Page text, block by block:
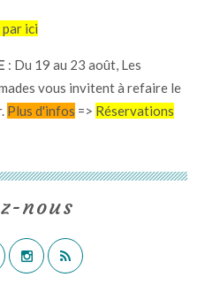
nous
ici
: Du 19 au 23 août, Les
vous invitent à refaire le
Plus d'infos => Réservations